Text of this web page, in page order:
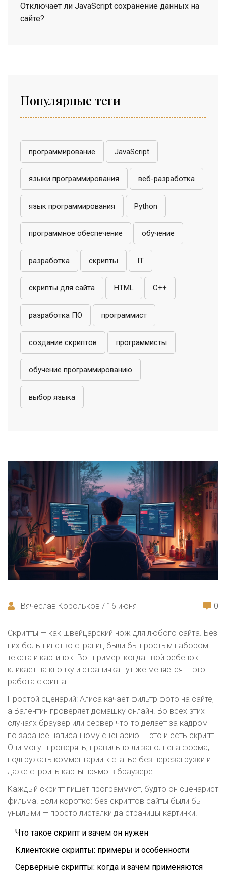
Отключает ли JavaScript сохранение данных на
сайте?
Популярные теги
программирование JavaScript
языки программирования веб-разработка
язык программирования Python
программное обеспечение обучение
разработка скрипты IT
скрипты для сайта HTML C++
разработка ПО программист
создание скриптов программисты
обучение программированию
выбор языка
Вячеслав Корольков / 16 июня 0
Скрипты — как швейцарский нож для любого сайта. Без
них большинство страниц были бы простым набором
текста и картинок. Вот пример: когда твой ребенок
кликает на кнопку и страничка тут же меняется — это
работа скрипта.
Простой сценарий: Алиса качает фильтр фото на сайте,
а Валентин проверяет домашку онлайн. Во всех этих
случаях браузер или сервер что-то делает за кадром
по заранее написанному сценарию — это и есть скрипт.
Они могут проверять, правильно ли заполнена форма,
подгружать комментарии к статье без перезагрузки и
даже строить карты прямо в браузере.
Каждый скрипт пишет программист, будто он сценарист
фильма. Если коротко: без скриптов сайты были бы
унылыми — просто листалки да страницы-картинки.
Что такое скрипт и зачем он нужен
Клиентские скрипты: примеры и особенности
Серверные скрипты: когда и зачем применяются